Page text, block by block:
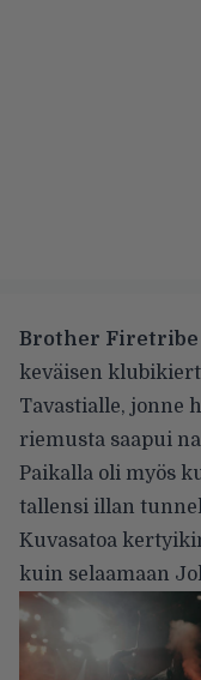
Brother Firetribe
keväisen
Tavastialle, jonne
riemusta saapui
Paikalla oli myös
tallensi illan
Kuvasatoa
kuin selaamaan